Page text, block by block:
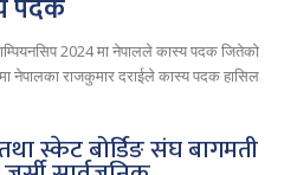
पदक
2024 मा नेपालले कास्य पदक जितेको
नेपालका राजकुमार दराईले कास्य पदक हासिल
स्केट बोर्डिङ संघ बागमती